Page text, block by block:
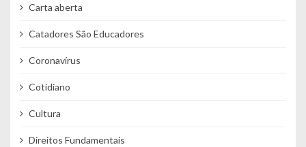
Carta aberta
Catadores São Educadores
Coronavírus
Cotidiano
Cultura
Direitos Fundamentais